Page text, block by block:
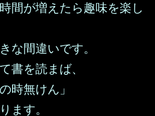
間が増えたら趣味を楽し
な間違いです。
書を読まば、
時無けん」
ます。